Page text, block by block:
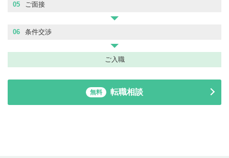
05 ご面接
06 条件交渉
ご入職
無料 転職相談